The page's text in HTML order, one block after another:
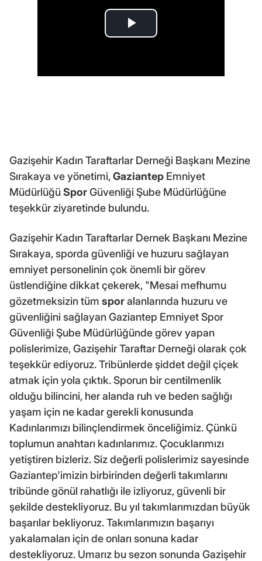
Gazişehir Kadın Taraftarlar Derneği Başkanı Mezine
Sırakaya ve yönetimi,Gaziantep Emniyet
MüdürlüğüSporGüvenliği Şube Müdürlüğüne
teşekkür ziyaretinde bulundu.
Gazişehir Kadın Taraftarlar Dernek Başkanı Mezine
Sırakaya, sporda güvenliği ve huzuru sağlayan
emniyet personelinin çok önemli bir görev
üstlendiğine dikkat çekerek, "Mesai mefhumu
gözetmeksizin tüm sporalanlarında huzuru ve
güvenliğini sağlayan Gaziantep Emniyet Spor
Güvenliği Şube Müdürlüğünde görev yapan
polislerimize, Gazişehir Taraftar Derneği olarak çok
teşekkür ediyoruz. Tribünlerde şiddet değil çiçek
atmak için yola çıktık. Sporun bir centilmenlik
olduğu bilincini, her alanda ruh ve beden sağlığı
yaşam için ne kadar gerekli konusunda
Kadınlarımızı bilinçlendirmek önceliğimiz. Çünkü
toplumun anahtarı kadınlarımız. Çocuklarımızı
yetiştiren bizleriz. Siz değerli polislerimiz sayesinde
Gaziantep'imizin birbirinden değerli takımlarını
tribünde gönül rahatlığı ile izliyoruz, güvenli bir
şekilde destekliyoruz. Bu yıl takımlarımızdan büyük
başarılar bekliyoruz. Takımlarımızın başarıyı
yakalamaları için de onları sonuna kadar
destekliyoruz. Umarız bu sezon sonunda Gazişehir